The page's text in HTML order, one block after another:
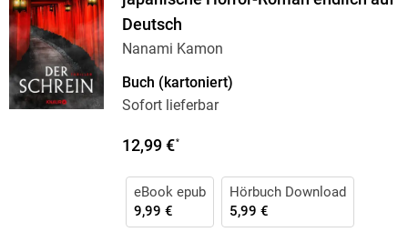
Deutsch
Nanami Kamon
Buch (kartoniert)
Sofort lieferbar
12,99 €*
eBook epub
9,99 €
Hörbuch Download
5,99 €